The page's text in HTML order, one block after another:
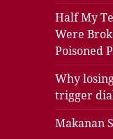
Half My
Were
Poisoned
Why
trigger
Makanan